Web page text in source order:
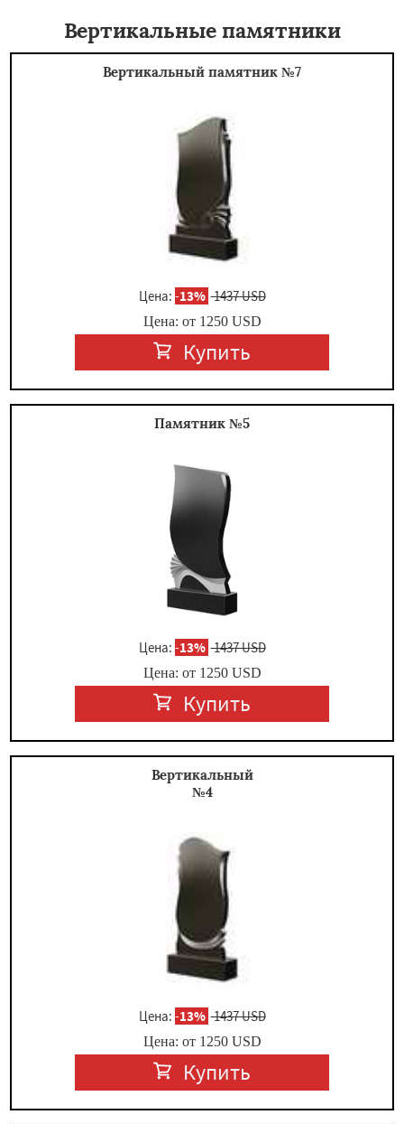
Вертикальные памятники
Вертикальный памятник №7
Цена: -13% 1437 USD
Цена: от 1250USD
Купить
Памятник №5
Цена: -13% 1437 USD
Цена: от 1250USD
Купить
Вертикальный
№4
Цена: -13% 1437 USD
Цена: от 1250USD
Купить